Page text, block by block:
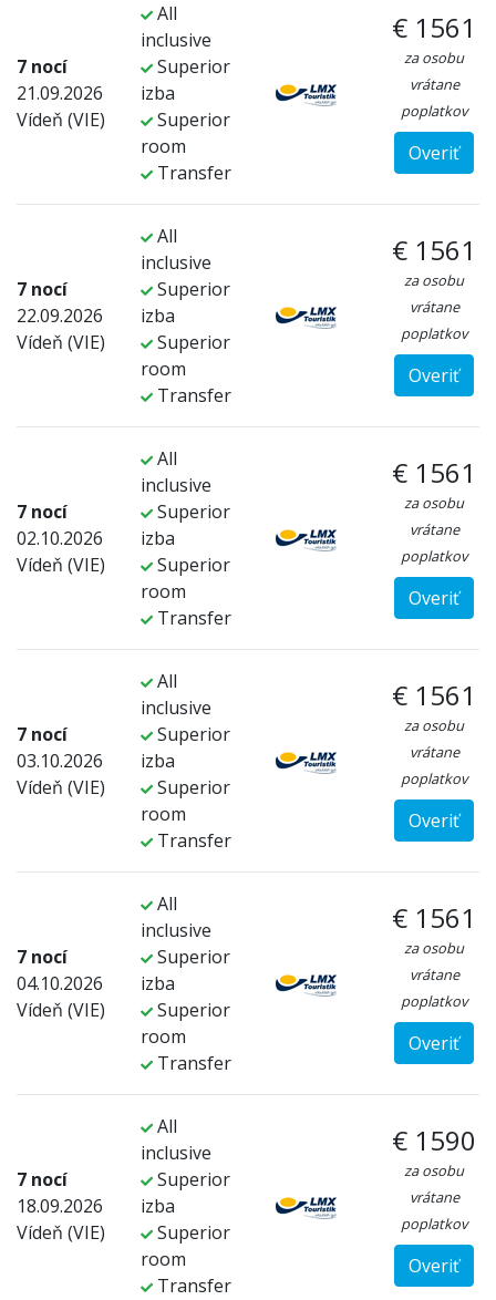
7 nocí
21.09.2026
Vídeň (VIE)
All
inclusive
Superior
izba
Superior
room
Transfer
€ 1561
za osobu
vrátane
poplatkov
Overiť
7 nocí
22.09.2026
Vídeň (VIE)
All
inclusive
Superior
izba
Superior
room
Transfer
€ 1561
za osobu
vrátane
poplatkov
Overiť
7 nocí
02.10.2026
Vídeň (VIE)
All
inclusive
Superior
izba
Superior
room
Transfer
€ 1561
za osobu
vrátane
poplatkov
Overiť
7 nocí
03.10.2026
Vídeň (VIE)
All
inclusive
Superior
izba
Superior
room
Transfer
€ 1561
za osobu
vrátane
poplatkov
Overiť
7 nocí
04.10.2026
Vídeň (VIE)
All
inclusive
Superior
izba
Superior
room
Transfer
€ 1561
za osobu
vrátane
poplatkov
Overiť
7 nocí
18.09.2026
Vídeň (VIE)
All
inclusive
Superior
izba
Superior
room
Transfer
€ 1590
za osobu
vrátane
poplatkov
Overiť